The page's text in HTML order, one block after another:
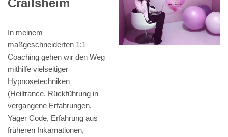
Crailsheim
In meinem
maßgeschneiderten 1:1
Coaching gehen wir den Weg
mithilfe vielseitiger
Hypnosetechniken
(Heiltrance, Rückführung in
vergangene Erfahrungen,
Yager Code, Erfahrung aus
früheren Inkarnationen,